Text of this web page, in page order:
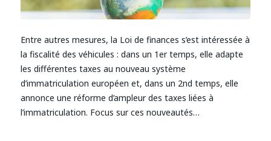
Entre autres mesures, la Loi de finances s’est intéressée à
la fiscalité des véhicules : dans un 1er temps, elle adapte
les différentes taxes au nouveau système
d’immatriculation européen et, dans un 2nd temps, elle
annonce une réforme d’ampleur des taxes liées à
l’immatriculation. Focus sur ces nouveautés…